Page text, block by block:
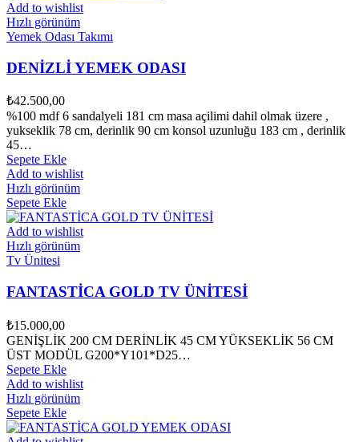
Add to wishlist
Hızlı görünüm
Yemek Odası Takımı
DENİZLİ YEMEK ODASI
₺42.500,00
%100 mdf 6 sandalyeli 181 cm masa açilimi dahil olmak üzere ,
yukseklik 78 cm, derinlik 90 cm konsol uzunluğu 183 cm , derinlik
45…
Sepete Ekle
Add to wishlist
Hızlı görünüm
Sepete Ekle
Add to wishlist
Hızlı görünüm
Tv Ünitesi
FANTASTİCA GOLD TV ÜNİTESİ
₺15.000,00
GENİŞLİK 200 CM DERİNLİK 45 CM YÜKSEKLİK 56 CM
ÜST MODÜL G200*Y101*D25…
Sepete Ekle
Add to wishlist
Hızlı görünüm
Sepete Ekle